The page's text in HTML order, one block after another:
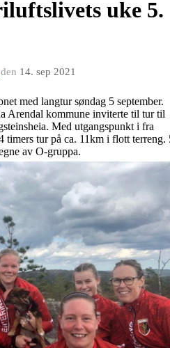
uke 5.
den 14. sep 2021
med langtur søndag 5 september.
Arendal kommune inviterte til tur til
Med utgangspunkt i fra
timers tur på ca. 11km i flott terreng.
av O-gruppa.